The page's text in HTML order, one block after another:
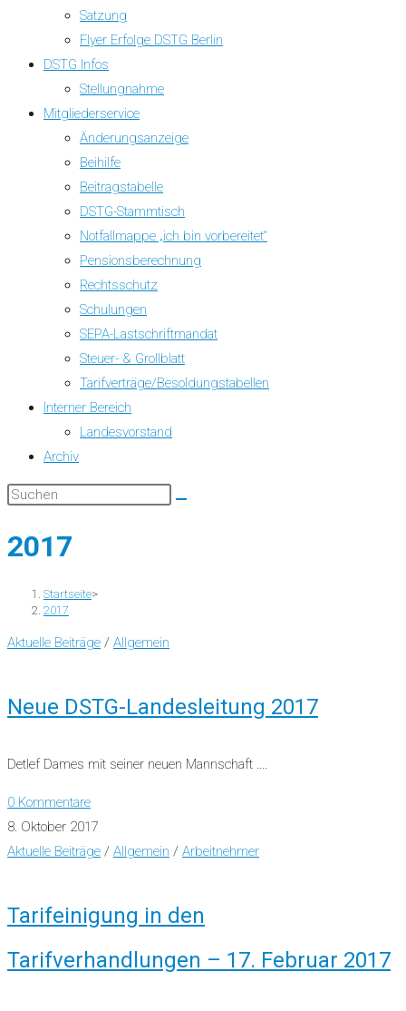
Satzung
Flyer Erfolge DSTG Berlin
DSTG Infos
Stellungnahme
Mitgliederservice
Änderungsanzeige
Beihilfe
Beitragstabelle
DSTG-Stammtisch
Notfallmappe „ich bin vorbereitet“
Pensionsberechnung
Rechtsschutz
Schulungen
SEPA-Lastschriftmandat
Steuer- & Grollblatt
Tarifverträge/Besoldungstabellen
Interner Bereich
Landesvorstand
Archiv
2017
Startseite>
2017
Aktuelle Beiträge / Allgemein
Neue DSTG-Landesleitung 2017
Detlef Dames mit seiner neuen Mannschaft ....
0 Kommentare
8. Oktober 2017
Aktuelle Beiträge / Allgemein / Arbeitnehmer
Tarifeinigung in den
Tarifverhandlungen – 17. Februar 2017